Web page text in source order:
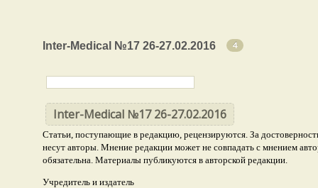
Inter-Medical №17 26-27.02.2016 4
Inter-Medical №17 26-27.02.2016
Статьи, поступающие в редакцию, рецензируются. За
несут авторы. Мнение редакции может не совпадать с мнением
обязательна. Материалы публикуются в авторской редакции.
Учредитель и издатель